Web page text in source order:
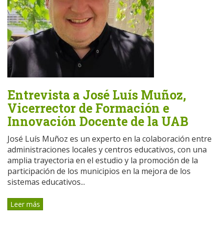
Entrevista a José Luís Muñoz,
Vicerrector de Formación e
Innovación Docente de la UAB
José Luís Muñoz es un experto en la colaboración entre
administraciones locales y centros educativos, con una
amplia trayectoria en el estudio y la promoción de la
participación de los municipios en la mejora de los
sistemas educativos...
Leer más